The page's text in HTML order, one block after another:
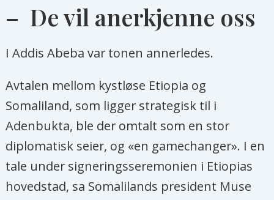
– De vil anerkjenne oss
I Addis Abeba var tonen annerledes.
Avtalen mellom kystløse Etiopia og
Somaliland, som ligger strategisk til i
Adenbukta, ble der omtalt som en stor
diplomatisk seier, og «en gamechanger». I en
tale under signeringsseremonien i Etiopias
hovedstad, sa Somalilands president Muse